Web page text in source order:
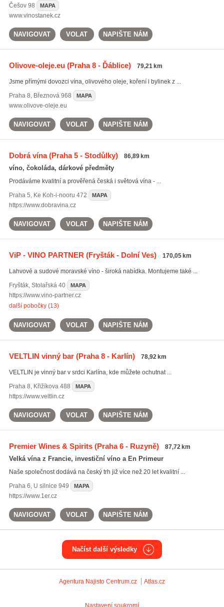
Češov98 MAPA
www.vinostanek.cz
NAVIGOVAT VOLAT NAPIŠTE NÁM
Olivove-oleje.eu(Praha 8 - Ďáblice) 79,21 km
Jsme přímými dovozci vína, olivového oleje, koření i bylinek z ...
Praha 8, Březnová 968 MAPA
www.olivove-oleje.eu
NAVIGOVAT VOLAT NAPIŠTE NÁM
Dobrá vína(Praha 5 - Stodůlky) 86,89 km
víno, čokoláda, dárkové předměty
Prodáváme kvalitní a prověřená česká i světová vína - ...
Praha 5, Ke Koh-i-nooru 472 MAPA
https://www.dobravina.cz
NAVIGOVAT VOLAT NAPIŠTE NÁM
ViP - VINO PARTNER (Fryšták - Dolní Ves) 170,05 km
Lahvové a sudové moravské víno - široká nabídka. Montujeme také ...
Fryšták, Stolařská 40 MAPA
https://www.vino-partner.cz
další pobočky (13)
NAVIGOVAT VOLAT NAPIŠTE NÁM
VELTLIN vinný bar(Praha 8 - Karlín) 78,92 km
VELTLIN je vinný bar v srdci Karlína, kde můžete ochutnat ...
Praha 8, Křižíkova 488 MAPA
https://www.veltlin.cz
NAVIGOVAT VOLAT NAPIŠTE NÁM
Premier Wines & Spirits(Praha 6 - Ruzyně) 87,72 km
Velká vína z Francie, investiční víno a En Primeur
Naše společnost dodává na český trh již více než 20 let kvalitní ...
Praha 6, U silnice 949 MAPA
https://www.1er.cz
NAVIGOVAT VOLAT NAPIŠTE NÁM
Načíst další výsledky
Agentura Najisto Centrum.cz Atlas.cz
Nastavení soukromí